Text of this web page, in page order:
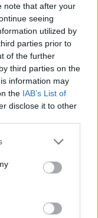
note that after your
seeing
utilized by
parties prior to
of the further
third parties on the
information may
the IAB’s List of
disclose it to other
or more Google
You may click to
party tags to
in below Google
από το να
τον καλύτερο
ντεμαράζ.